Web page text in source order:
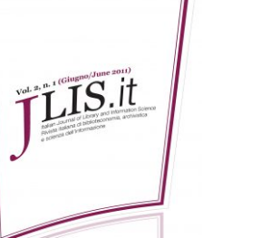
Cartaceo eBook in PDF
0,00€ 25,00€